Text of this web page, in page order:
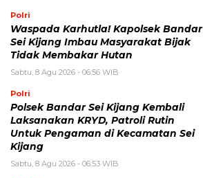
Polri
Waspada Karhutla! Kapolsek Bandar
Sei Kijang Imbau Masyarakat Bijak
Tidak Membakar Hutan
Sabtu, 8 Agu 2026 - 06:56 WIB
Polri
Polsek Bandar Sei Kijang Kembali
Laksanakan KRYD, Patroli Rutin
Untuk Pengaman di Kecamatan Sei
Kijang
Sabtu, 8 Agu 2026 - 06:53 WIB